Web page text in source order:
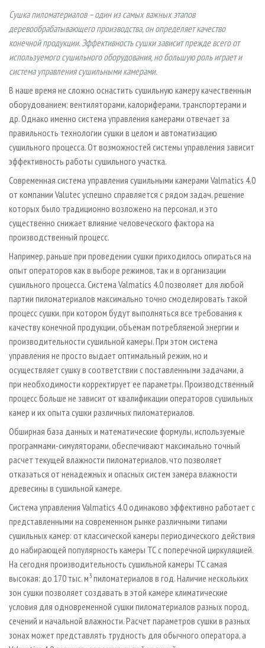
ПРОИЗВОДСТВО ДРЕВЕСНЫХ ПЛИТ
ДЕРЕВЯННОЕ ДОМОСТРОЕНИЕ
ПРОИЗВОДСТВО МЕБЕЛИ
БИОЭНЕРГЕТИКА
ЦБП
ИНСТРУМЕНТ И МАТЕРИАЛЫ
МОБИЛЬНЫЕ ВЫСТАВКИ
ОФИЦИАЛЬНЫЕ ДЕЛЕГАЦИИ
ПРИОРИТЕТНЫЕ ИНВЕСТПРОЕКТЫ
RUSSIAN FORESTRY REVIEW
ГАЗЕТА ЛЕСПРОМФОРУМ
БИБЛИОТЕКА СПЕЦИАЛИСТА
КОНТАКТЫ
РЕКЛАМА
РЕКЛАМА НА САЙТЕ
Сушка пиломатериалов – один из самых важных этапов
деревообрабатывающего производства, он определяет качество
конечной продукции. Эффективность сушки зависит прежде всего от
используемого сушильного оборудования, но большую роль играет и
система управления сушильными камерами.
В наше время не сложно оснастить сушильную камеру качественным
оборудованием: вентиляторами, калориферами, транспортерами и
др. Однако именно система управления камерами отвечает за
правильность технологии сушки в целом и автоматизацию
сушильного процесса. От возможностей системы управления зависит
эффективность работы сушильного участка.
Современная система управления сушильными камерами Valmatics 4.0
от компании Valutec успешно справляется с рядом задач, решение
которых было традиционно возложено на персонал, и это
существенно снижает влияние человеческого фактора на
производственный процесс.
Например, раньше при проведении сушки приходилось опираться на
опыт операторов как в выборе режимов, так и в организации
сушильного процесса. Система Valmatics 4.0 позволяет для любой
партии пиломатериалов максимально точно смоделировать такой
процесс сушки, при котором будут выполняться все требования к
качеству конечной продукции, объемам потребляемой энергии и
производительности сушильной камеры. При этом система
управления не просто выдает оптимальный режим, но и
осуществляет сушку в соответствии с поставленными задачами, а
при необходимости корректирует ее параметры. Производственный
процесс больше не зависит от квалификации операторов сушильных
камер и их опыта сушки различных пиломатериалов.
Обширная база данных и математические формулы, используемые
программами-симуляторами, обеспечивают максимально точный
расчет текущей влажности пиломатериалов, что позволяет
отказаться от ненадежных и опасных систем замера влажности
древесины в сушильной камере.
Система управления Valmatics 4.0 одинаково эффективно работает с
представленными на современном рынке различными типами
сушильных камер: от классической камеры периодического действия
до набирающей популярность камеры ТС с поперечной циркуляцией.
На сегодня производительность сушильной камеры ТС самая
высокая: до 170 тыс. м3 пиломатериалов в год. Наличие нескольких
зон сушки позволяет создавать в этой камере климатические
условия для одновременной сушки пиломатериалов разных пород,
сечений и начальной влажности. Расчет параметров сушки в разных
зонах может представлять трудность для обычного оператора, а